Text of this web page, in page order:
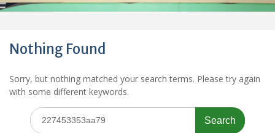
Nothing Found
Sorry, but nothing matched your search terms. Please try again
with some different keywords.
Search
for: